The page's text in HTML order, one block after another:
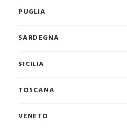
PUGLIA
SARDEGNA
SICILIA
TOSCANA
VENETO